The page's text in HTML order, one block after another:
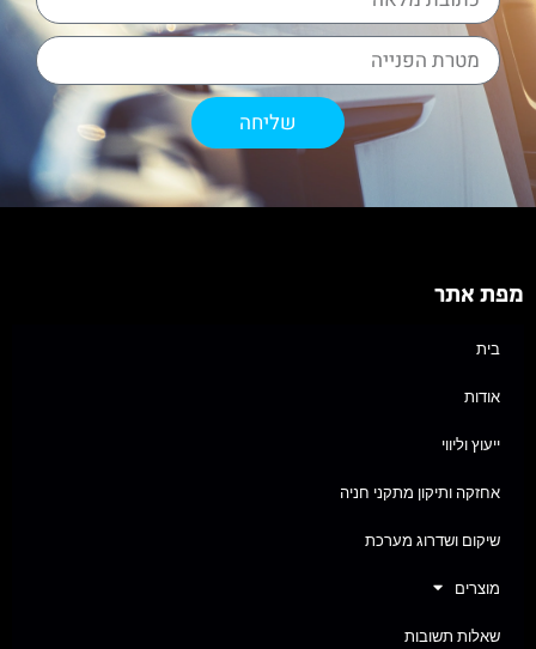
שליחה
מפת אתר
בית
אודות
ייעוץ וליווי
אחזקה ותיקון מתקני חניה
שיקום ושדרוג מערכת
מוצרים
שאלות תשובות